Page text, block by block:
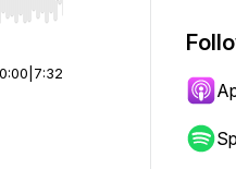
end. Hold shift to jump
0:00 7:32